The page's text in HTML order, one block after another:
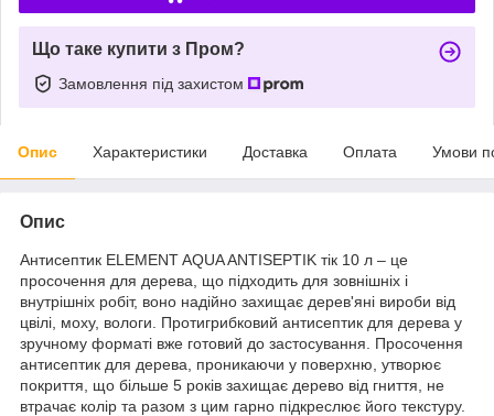
Що таке купити з Пром?
Замовлення під захистом
Опис Характеристики Доставка Оплата Умови
Опис
Антисептик ELEMENT AQUA ANTISEPTIK тік 10 л – це
просочення для дерева, що підходить для зовнішніх і
внутрішніх робіт, воно надійно захищає дерев'яні вироби від
цвілі, моху, вологи. Протигрибковий антисептик для дерева у
зручному форматі вже готовий до застосування. Просочення
антисептик для дерева, проникаючи у поверхню, утворює
покриття, що більше 5 років захищає дерево від гниття, не
втрачає колір та разом з цим гарно підкреслює його текстуру.